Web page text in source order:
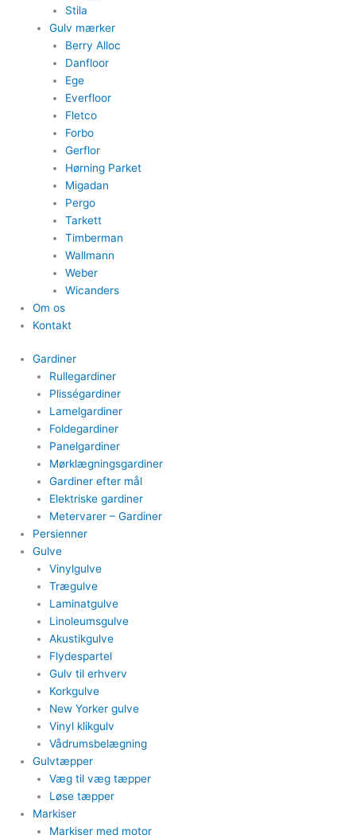
Stila​
Gulv mærker
Berry Alloc
Danfloor
Ege
Everfloor
Fletco
Forbo
Gerflor
Hørning Parket
Migadan
Pergo
Tarkett
Timberman
Wallmann
Weber
Wicanders
Om os
Kontakt
Gardiner
Rullegardiner
Plisségardiner​
Lamelgardiner​
Foldegardiner
Panelgardiner​
Mørklægningsgardiner
Gardiner efter mål​
Elektriske gardiner​
Metervarer​ – Gardiner
Persienner
Gulve
Vinylgulve​
Trægulve
Laminatgulve
Linoleumsgulve
Akustikgulve
Flydespartel
Gulv til erhverv
Korkgulve
New Yorker gulve
Vinyl klikgulv
Vådrumsbelægning
Gulvtæpper​
Væg til væg tæpper
​Løse tæpper
Markiser
Markiser med motor​